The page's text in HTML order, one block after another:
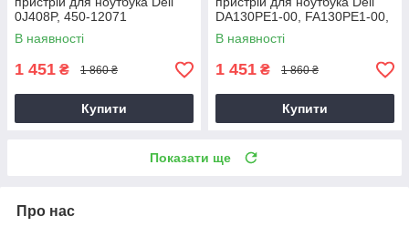
0J408P, 450-12071
В наявності
1 451 ₴ 1 860 ₴
Купити
DA130PE1-00, FA130PE1-00,
HA130PM160
В наявності
1 451 ₴ 1 860 ₴
Купити
Показати ще
Про нас